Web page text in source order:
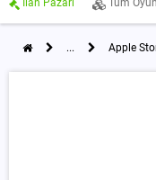
İlan Pazarı Tüm
... Apple